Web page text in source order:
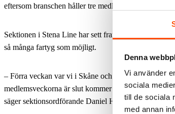
Denna
Vi använder
sociala
till de sociala
med annan
eftersom branschen håller tre medlemsveckor i stället
Sektionen i Stena Line har sett fram emot
så många fartyg som möjligt.
– Förra veckan var vi i Skåne och träffade
medlemsveckorna är slut kommer vi att ha besökt
säger sektionsordförande Daniel Holmgren.